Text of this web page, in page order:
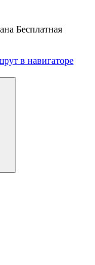
Бесплатная
в навигаторе